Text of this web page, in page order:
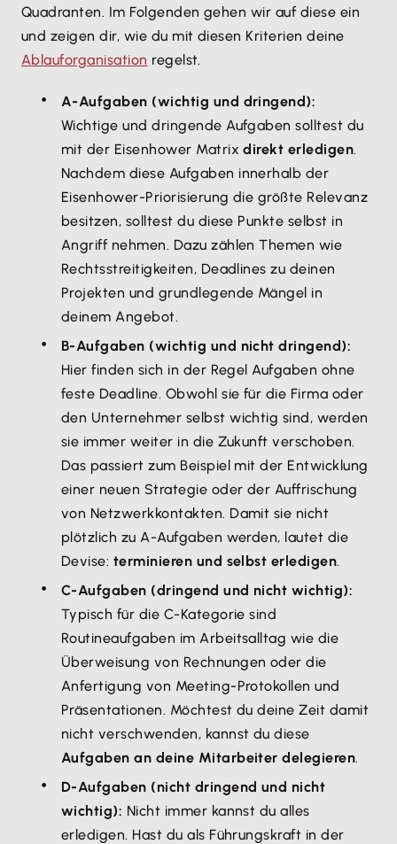
Quadranten. Im Folgenden gehen wir auf diese ein
und zeigen dir, wie du mit diesen Kriterien deine
Ablauforganisation regelst.
A-Aufgaben (wichtig und dringend):
Wichtige und dringende Aufgaben solltest du
mit der Eisenhower Matrixdirekt erledigen.
Nachdem diese Aufgaben innerhalb der
Eisenhower-Priorisierung die größte Relevanz
besitzen, solltest du diese Punkte selbst in
Angriff nehmen. Dazu zählen Themen wie
Rechtsstreitigkeiten, Deadlines zu deinen
Projekten und grundlegende Mängel in
deinem Angebot.
B-Aufgaben (wichtig und nicht dringend):
Hier finden sich in der Regel Aufgaben ohne
feste Deadline. Obwohl sie für die Firma oder
den Unternehmer selbst wichtig sind, werden
sie immer weiter in die Zukunft verschoben.
Das passiert zum Beispiel mit der Entwicklung
einer neuen Strategie oder der Auffrischung
von Netzwerkkontakten. Damit sie nicht
plötzlich zu A-Aufgaben werden, lautet die
Devise: terminieren und selbst erledigen.
C-Aufgaben (dringend und nicht wichtig):
Typisch für die C-Kategorie sind
Routineaufgaben im Arbeitsalltag wie die
Überweisung von Rechnungen oder die
Anfertigung von Meeting-Protokollen und
Präsentationen. Möchtest du deine Zeit damit
nicht verschwenden, kannst du diese
Aufgaben an deine Mitarbeiter delegieren.
D-Aufgaben (nicht dringend und nicht
wichtig): Nicht immer kannst du alles
erledigen. Hast du als Führungskraft in der